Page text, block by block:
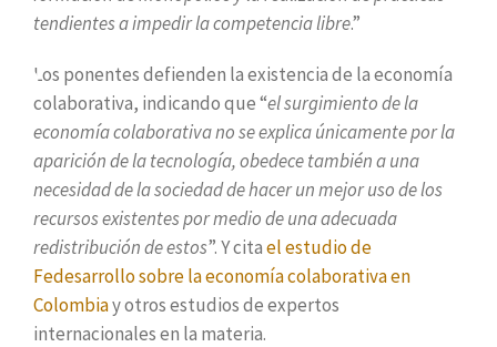
tendientes a impedir la competencia libre.”
Los ponentes defienden la existencia de la economía
colaborativa, indicando que “el surgimiento de la
economía colaborativa no se explica únicamente por la
aparición de la tecnología, obedece también a una
necesidad de la sociedad de hacer un mejor uso de los
recursos existentes por medio de una adecuada
redistribución de estos”. Y citael estudio de
Fedesarrollo sobre la economía colaborativa en
Colombiay otros estudios de expertos
internacionales en la materia.